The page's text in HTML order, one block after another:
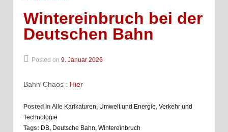
Wintereinbruch bei der
Deutschen Bahn
Posted on 9. Januar 2026
Bahn-Chaos : Hier
Posted in Alle Karikaturen, Umwelt und Energie, Verkehr und
Technologie
Tags: DB, Deutsche Bahn, Wintereinbruch